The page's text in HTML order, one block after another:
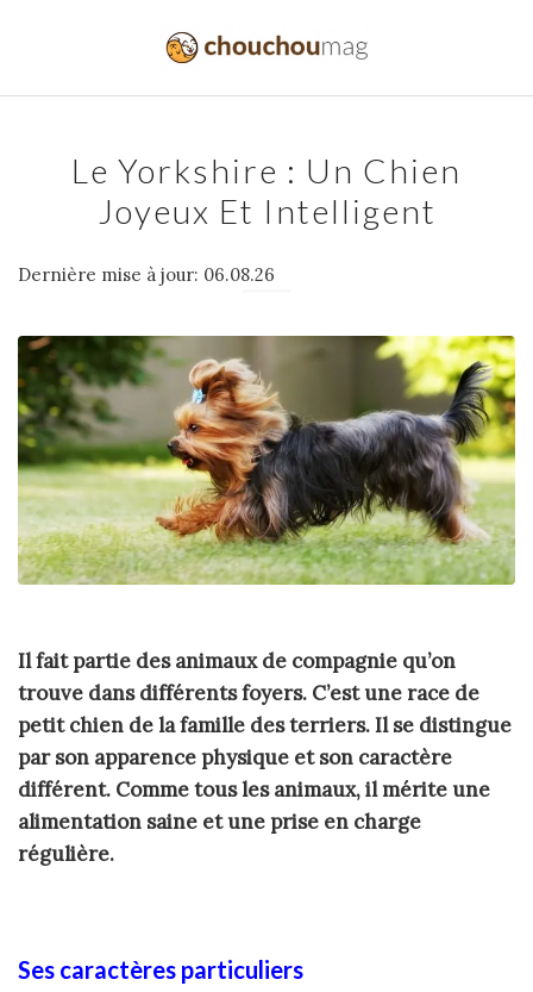
Le Yorkshire : Un Chien
Joyeux Et Intelligent
Dernière mise à jour: 06.08.26
Il fait partie des animaux de compagnie qu’on
trouve dans différents foyers. C’est une race de
petit chien de la famille des terriers. Il se distingue
par son apparence physique et son caractère
différent. Comme tous les animaux, il mérite une
alimentation saine et une prise en charge
régulière.
Ses caractères particuliers